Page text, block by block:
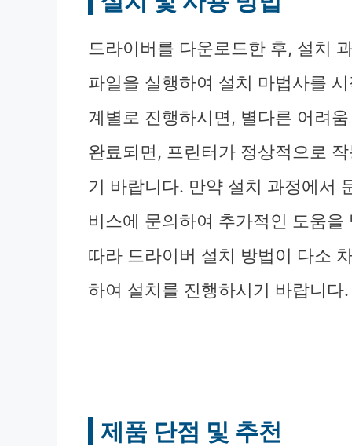
드라이버를 다운로드한 후, 설치
파일을 실행하여 설치 마법사를
계별로 진행하시면, 별다른 어려
완료되면, 프린터가 정상적으로
기 바랍니다. 만약 설치 과정에서
비스에 문의하여 추가적인 도움
따라 드라이버 설치 방법이 다소
하여 설치를 진행하시기 바랍니다.
제품 단점 및 추천